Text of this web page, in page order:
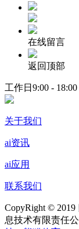
在线留言
返回顶部
工作日9:00 -
关于我们
ai资讯
ai应用
联系我们
CopyRight ©
息技术有限责任